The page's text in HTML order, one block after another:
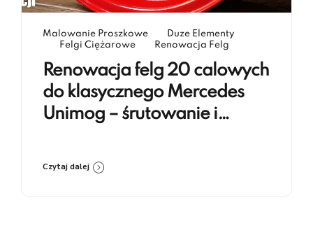
Malowanie Proszkowe
Duze Elementy
Felgi Ciężarowe
Renowacja Felg
Renowacja felg 20 calowych
do klasycznego Mercedes
Unimog – śrutowanie i
Czytaj dalej